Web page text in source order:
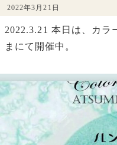
2022年3月21日
2022.3.21 本日は、カラ
まにて開催中。